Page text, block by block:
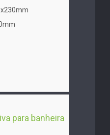
para banheira